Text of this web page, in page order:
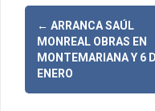
N
v
← ARRANCA SAÚL
MONREAL OBRAS EN
MONTEMARIANA Y 6
ENERO